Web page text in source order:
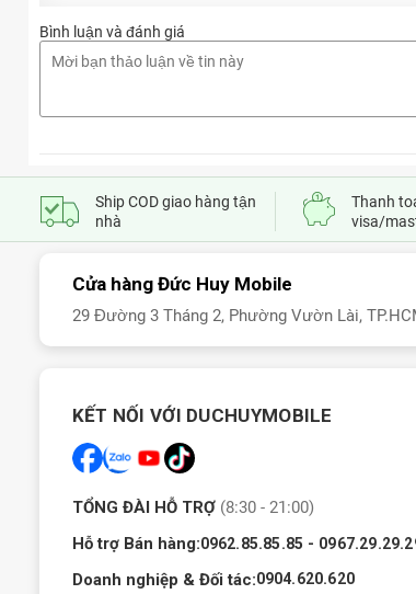
Bình luận và đánh giá
Ship COD giao hàng tận
nhà
Thanh
visa/
Cửa hàng Đức Huy Mobile
29 Đường 3 Tháng 2, Phường Vườn Lài,
KẾT NỐI VỚI DUCHUYMOBILE
TỔNG ĐÀI HỖ TRỢ (8:30 - 21:00)
Hỗ trợ Bán hàng:0962.85.85.85 -
Doanh nghiệp & Đối tác:0904.620.620